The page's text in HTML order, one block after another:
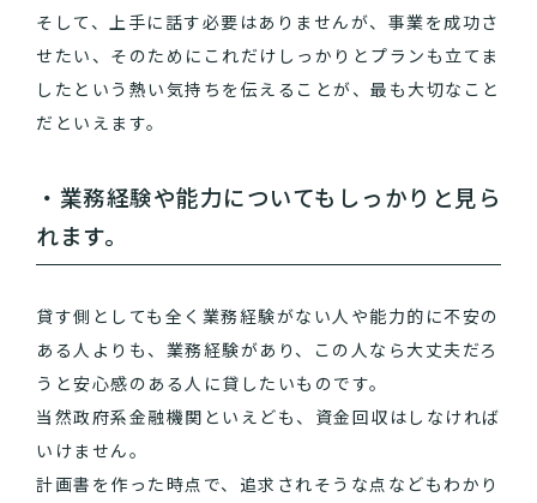
そして、上手に話す必要はありませんが、事業を成功さ
せたい、そのためにこれだけしっかりとプランも立てま
したという熱い気持ちを伝えることが、最も大切なこと
だといえます。
・業務経験や能力についてもしっかりと見ら
れます。
貸す側としても全く業務経験がない人や能力的に不安の
ある人よりも、業務経験があり、この人なら大丈夫だろ
うと安心感のある人に貸したいものです。
当然政府系金融機関といえども、資金回収はしなければ
いけません。
計画書を作った時点で、追求されそうな点などもわかり